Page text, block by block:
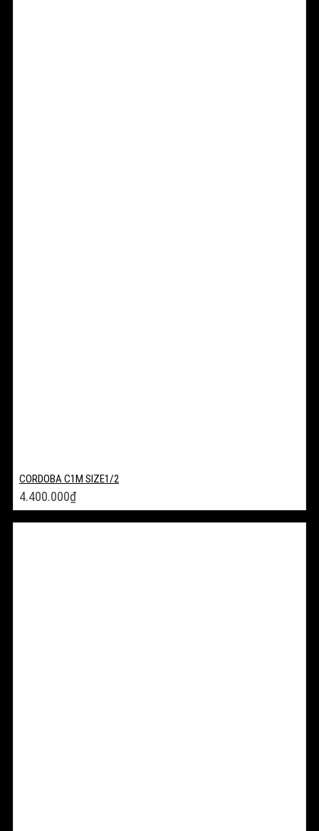
CORDOBA C1M SIZE1/2
4.400.000₫